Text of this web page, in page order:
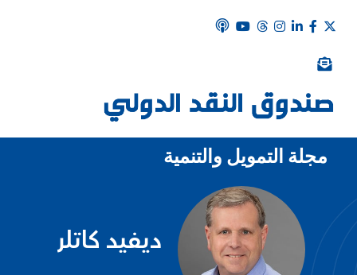
مجلة التمويل والتنمية
ديفيد كاتلر